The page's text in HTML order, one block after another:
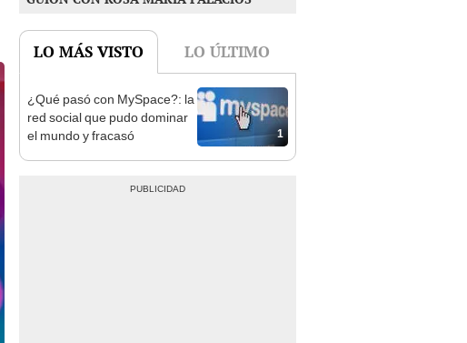
LO MÁS VISTO LO ÚLTIMO
1
¿Qué pasó con MySpace?: la
red social que pudo dominar
el mundo y fracasó